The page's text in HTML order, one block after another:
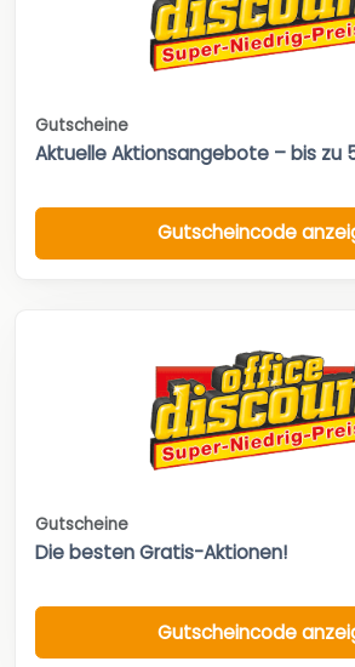
Gutscheine
Aktuelle Aktionsangebote – bis zu
Gutscheincode
Gutscheine
Die besten Gratis-Aktionen!
Gutscheincode